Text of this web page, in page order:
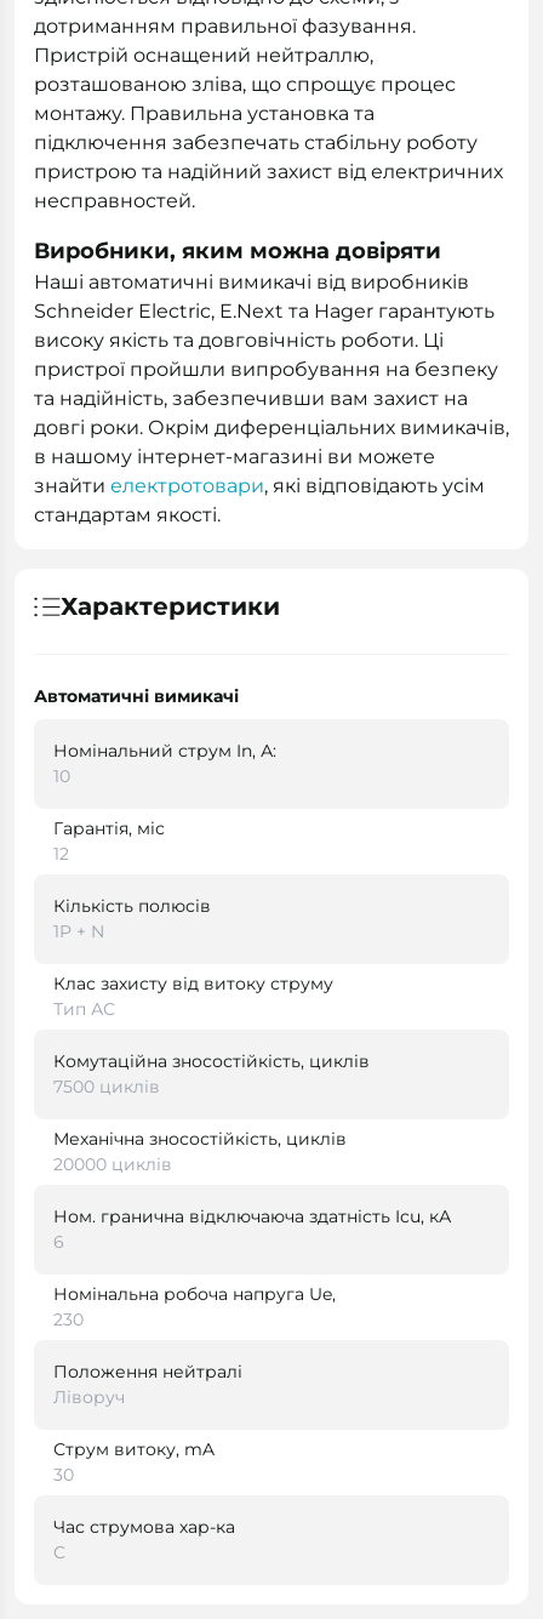
дотриманням правильної фазування.
Пристрій оснащений нейтраллю,
розташованою зліва, що спрощує процес
монтажу. Правильна установка та
підключення забезпечать стабільну роботу
пристрою та надійний захист від електричних
несправностей.
Виробники, яким можна довіряти
Наші автоматичні вимикачі від виробників
Schneider Electric, E.Next та Hager гарантують
високу якість та довговічність роботи. Ці
пристрої пройшли випробування на безпеку
та надійність, забезпечивши вам захист на
довгі роки. Окрім диференціальних вимикачів,
в нашому інтернет-магазині ви можете
знайти електротовари, які відповідають усім
стандартам якості.
Характеристики
Автоматичні вимикачі
Номінальний струм In, А:
10
Гарантія, міс
12
Кількість полюсів
1P + N
Клас захисту від витоку струму
Тип АС
Комутаційна зносостійкість, циклів
7500 циклів
Механічна зносостійкість, циклів
20000 циклів
Ном. гранична відключаюча здатність Icu, кА
6
Номінальна робоча напруга Ue,
230
Положення нейтралі
Ліворуч
Струм витоку, mA
30
Час струмова хар-ка
C